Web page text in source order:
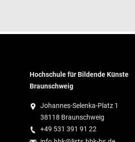
Hochschule für Bildende Künste
Braunschweig
Johannes-Selenka-Platz 1
38118 Braunschweig
+49 531 391 91 22